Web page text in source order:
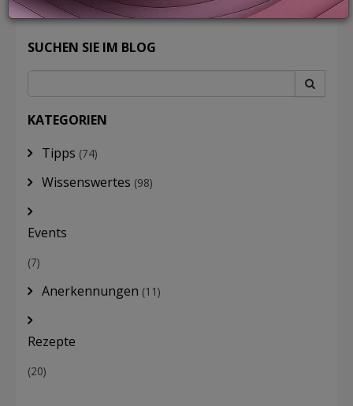
SUCHEN SIE IM BLOG
KATEGORIEN
Tipps (74)
Wissenswertes (98)
Events
(7)
Anerkennungen (11)
Rezepte
(20)